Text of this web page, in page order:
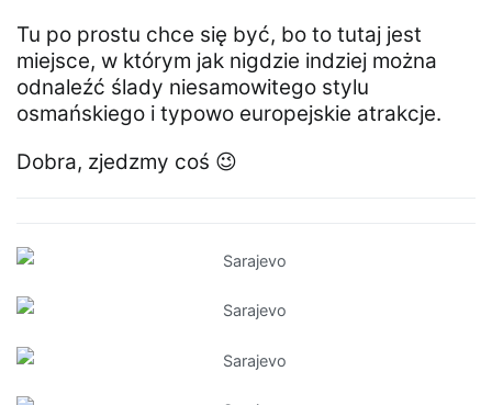
Tu po prostu chce się być, bo to tutaj jest
miejsce, w którym jak nigdzie indziej można
odnaleźć ślady niesamowitego stylu
osmańskiego i typowo europejskie atrakcje.
Dobra, zjedzmy coś 😉